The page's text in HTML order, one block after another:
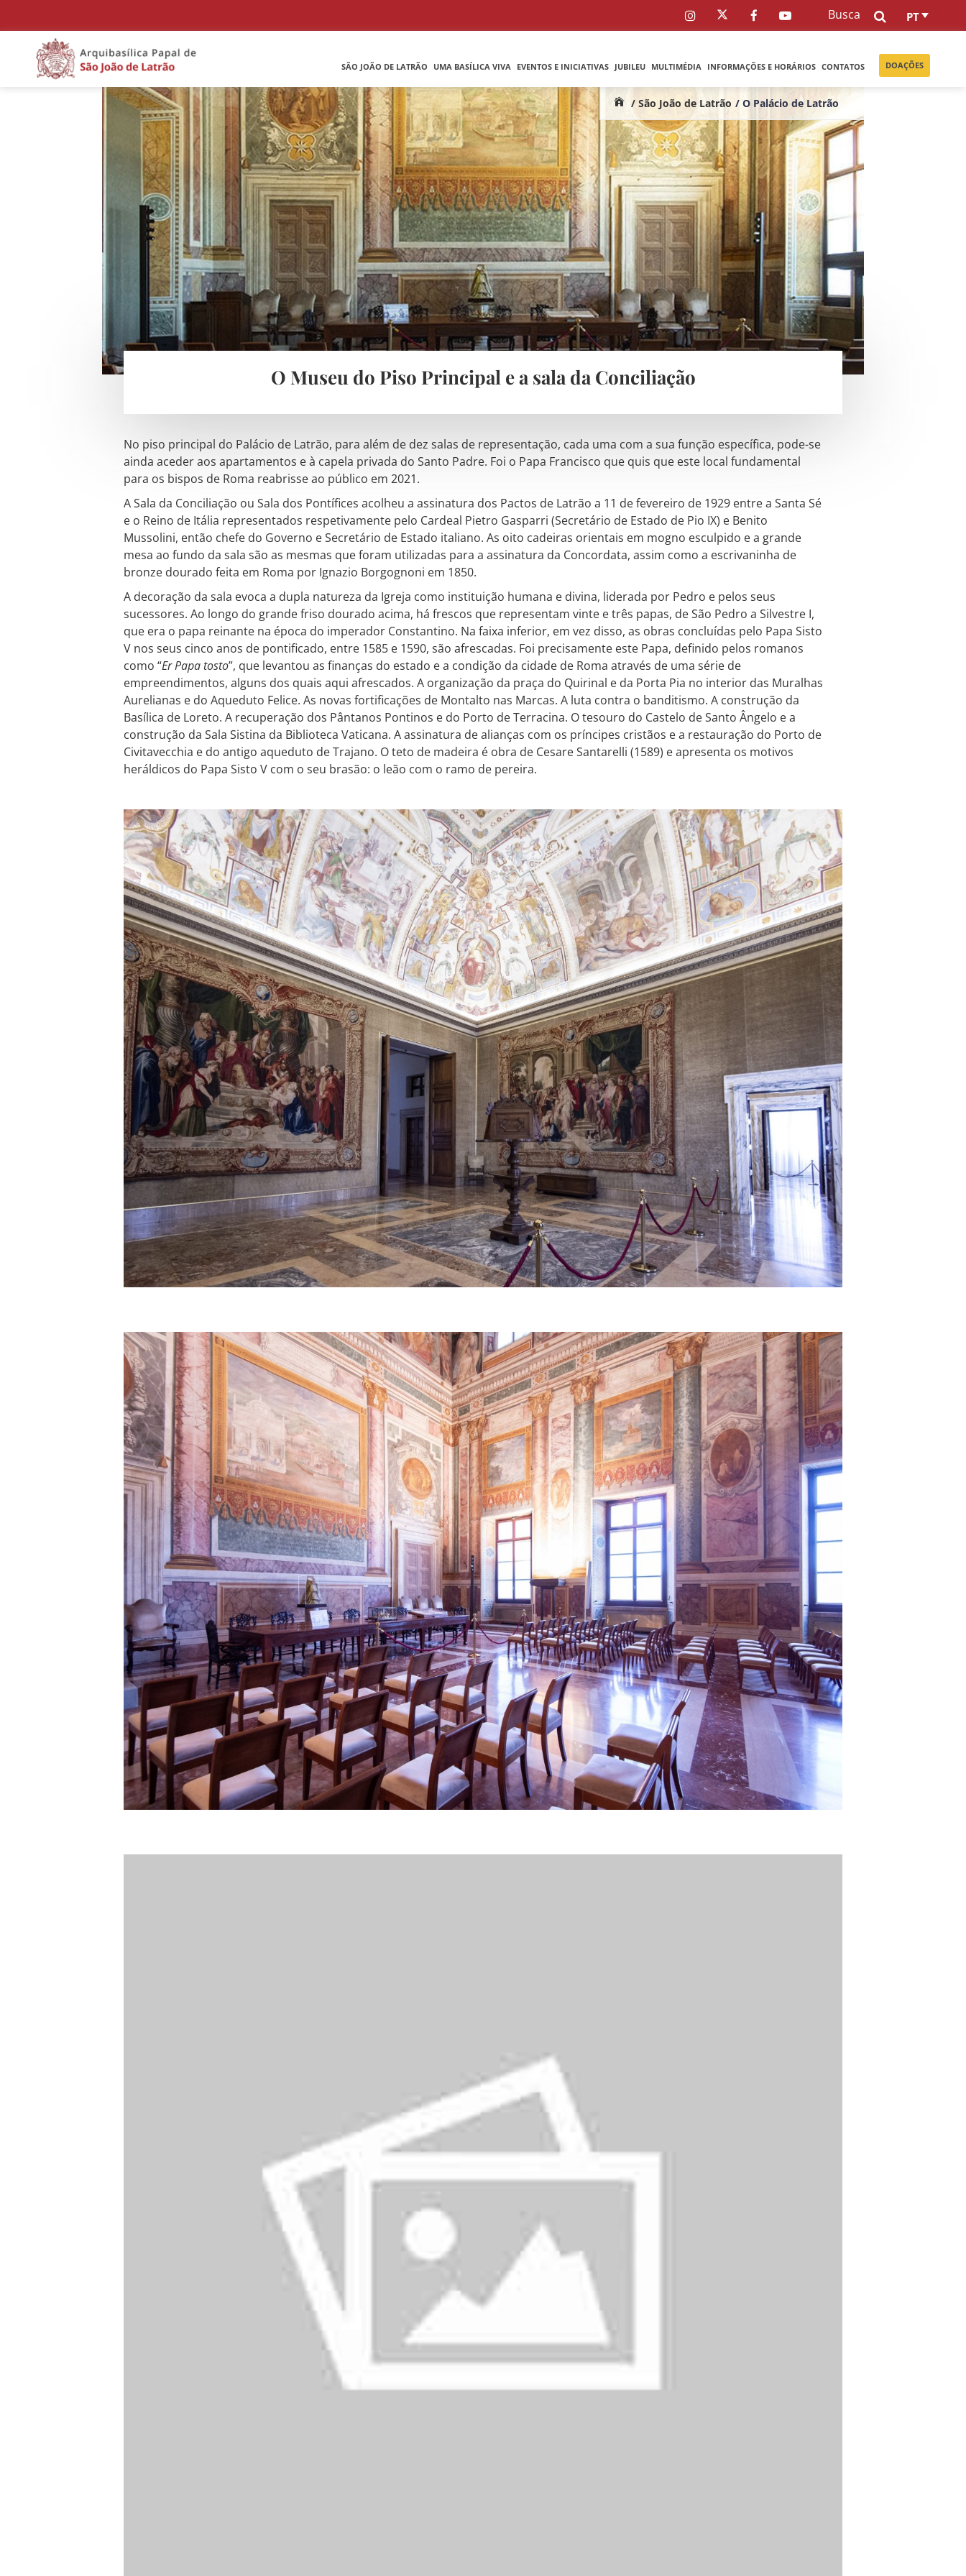
PT
Busca
SÃO JOÃO DE LATRÃO UMA BASÍLICA VIVA EVENTOS E INICIATIVAS JUBILEU MULTIMÉDIA INFORMAÇÕES E HORÁRIOS CONTATOS DOAÇÕES
/ São João de Latrão / O Palácio de Latrão
O Museu do Piso Principal e a sala da Conciliação
No piso principal do Palácio de Latrão, para além de dez salas de representação, cada uma com a sua função específica, pode-se
ainda aceder aos apartamentos e à capela privada do Santo Padre. Foi o Papa Francisco que quis que este local fundamental
para os bispos de Roma reabrisse ao público em 2021.
A Sala da Conciliação ou Sala dos Pontífices acolheu a assinatura dos Pactos de Latrão a 11 de fevereiro de 1929 entre a Santa Sé
e o Reino de Itália representados respetivamente pelo Cardeal Pietro Gasparri (Secretário de Estado de Pio IX) e Benito
Mussolini, então chefe do Governo e Secretário de Estado italiano. As oito cadeiras orientais em mogno esculpido e a grande
mesa ao fundo da sala são as mesmas que foram utilizadas para a assinatura da Concordata, assim como a escrivaninha de
bronze dourado feita em Roma por Ignazio Borgognoni em 1850.
A decoração da sala evoca a dupla natureza da Igreja como instituição humana e divina, liderada por Pedro e pelos seus
sucessores. Ao longo do grande friso dourado acima, há frescos que representam vinte e três papas, de São Pedro a Silvestre I,
que era o papa reinante na época do imperador Constantino. Na faixa inferior, em vez disso, as obras concluídas pelo Papa Sisto
V nos seus cinco anos de pontificado, entre 1585 e 1590, são afrescadas. Foi precisamente este Papa, definido pelos romanos
como “Er Papa tosto”, que levantou as finanças do estado e a condição da cidade de Roma através de uma série de
empreendimentos, alguns dos quais aqui afrescados. A organização da praça do Quirinal e da Porta Pia no interior das Muralhas
Aurelianas e do Aqueduto Felice. As novas fortificações de Montalto nas Marcas. A luta contra o banditismo. A construção da
Basílica de Loreto. A recuperação dos Pântanos Pontinos e do Porto de Terracina. O tesouro do Castelo de Santo Ângelo e a
construção da Sala Sistina da Biblioteca Vaticana. A assinatura de alianças com os príncipes cristãos e a restauração do Porto de
Civitavecchia e do antigo aqueduto de Trajano. O teto de madeira é obra de Cesare Santarelli (1589) e apresenta os motivos
heráldicos do Papa Sisto V com o seu brasão: o leão com o ramo de pereira.